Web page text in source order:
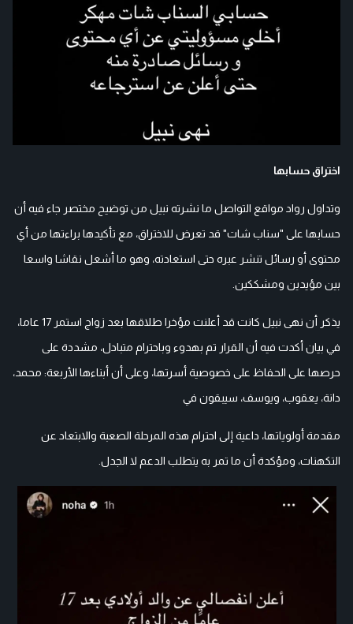
اختراق حسابها
وتداول رواد مواقع التواصل ما نشرته نبيل من توضيح مختصر جاء فيه أن
حسابها على "سناب شات" قد تعرض للاختراق، مع تأكيدها براءتها من أي
محتوى أو رسائل تنشر عبره حتى استعادته، وهو ما أشعل نقاشا واسعا
بين مؤيدين ومشككين.
يذكر أن نهى نبيل كانت قد أعلنت مؤخرا طلاقها بعد زواج استمر 17 عاما،
في بيان أكدت فيه أن القرار تم بهدوء وباحترام متبادل، مشددة على
حرصها على الحفاظ على خصوصية أسرتها، وعلى أن أبناءها الأربعة: محمد،
دانة، يعقوب، ويوسف، سيبقون في
مقدمة أولوياتها، داعية إلى احترام هذه المرحلة الصعبة والابتعاد عن
التكهنات، ومؤكدة أن ما تمر به يتطلب الدعم لا الجدل.